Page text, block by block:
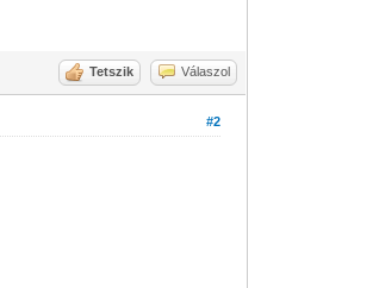
Tetszik Válaszol
#2